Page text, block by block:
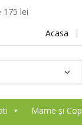
lei
Acasa
Mame și